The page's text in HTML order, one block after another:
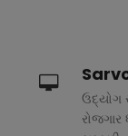
ઉદ્યોગ